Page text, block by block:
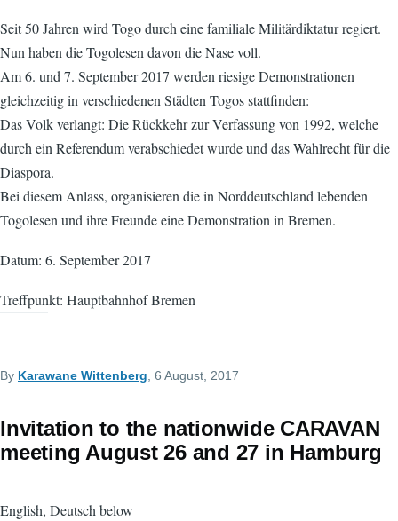
Seit 50 Jahren wird Togo durch eine familiale Militärdiktatur regiert.
Nun haben die Togolesen davon die Nase voll.
Am 6. und 7. September 2017 werden riesige Demonstrationen
gleichzeitig in verschiedenen Städten Togos stattfinden:
Das Volk verlangt: Die Rückkehr zur Verfassung von 1992, welche
durch ein Referendum verabschiedet wurde und das Wahlrecht für die
Diaspora.
Bei diesem Anlass, organisieren die in Norddeutschland lebenden
Togolesen und ihre Freunde eine Demonstration in Bremen.
Datum: 6. September 2017
Treffpunkt: Hauptbahnhof Bremen
By Karawane Wittenberg , 6 August, 2017
Invitation to the nationwide CARAVAN
meeting August 26 and 27 in Hamburg
English, Deutsch below